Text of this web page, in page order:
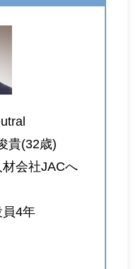
貴(32歳)
会社JACへ
4年